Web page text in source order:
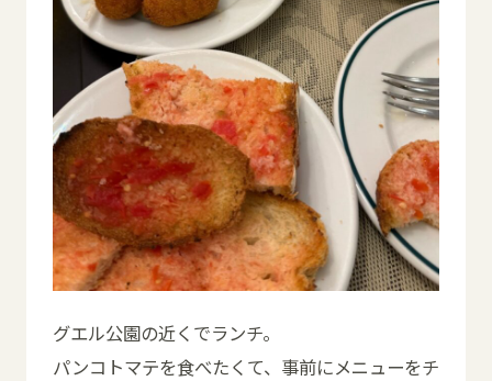
グエル公園の近くでランチ。
パンコトマテを食べたくて、事前にメニューをチ